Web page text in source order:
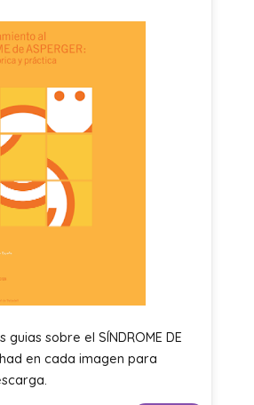
guias sobre el SÍNDROME DE
en cada imagen para